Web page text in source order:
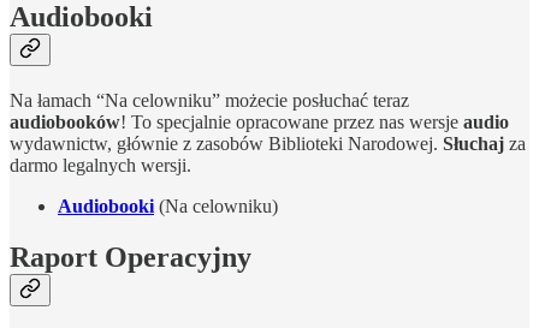
Audiobooki
Na łamach “Na celowniku” możecie posłuchać teraz
audiobooków! To specjalnie opracowane przez nas wersje audio
wydawnictw, głównie z zasobów Biblioteki Narodowej. Słuchaj za
darmo legalnych wersji.
Audiobooki (Na celowniku)
Raport Operacyjny